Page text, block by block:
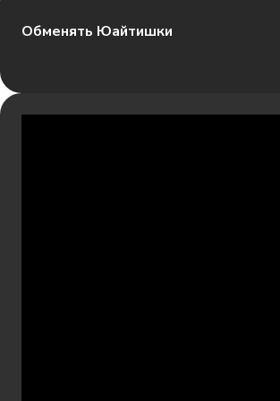
Обменять Юайтишки